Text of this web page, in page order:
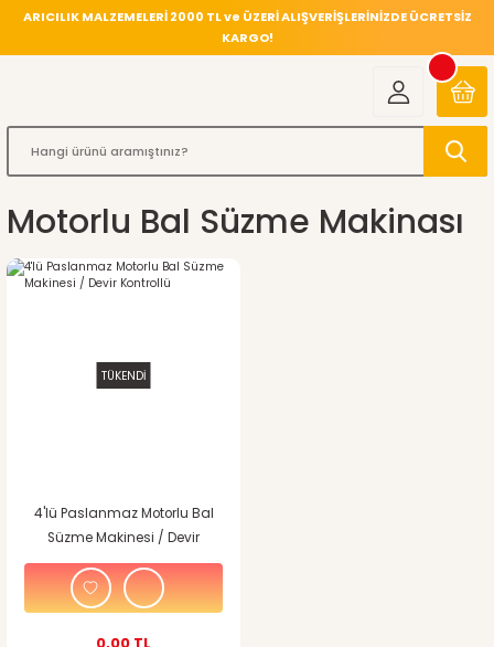
ARICILIK MALZEMELERİ 2000 TL ve ÜZERİ ALIŞVERİŞLERİNİZDE ÜCRETSİZ
KARGO!
Motorlu Bal Süzme Makinası
TÜKENDİ
4'lü Paslanmaz Motorlu Bal
Süzme Makinesi / Devir
Kontrollü
0,00 TL